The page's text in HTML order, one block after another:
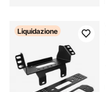
Liquidazione